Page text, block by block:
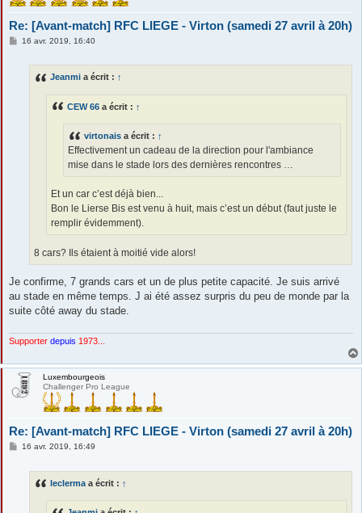
Re: [Avant-match] RFC LIEGE - Virton (samedi 27 avril à 20h)
M16 avr. 2019, 16:40
Jeanmi a écrit : ↑
CEW 66 a écrit : ↑
virtonais a écrit : ↑
Effectivement un cadeau de la direction pour l'ambiance
mise dans le stade lors des dernières rencontres …
Et un car c’est déjà bien...
Bon le Lierse Bis est venu à huit, mais c’est un début (faut juste le
remplir évidemment).
8 cars? Ils étaient à moitié vide alors!
Je confirme, 7 grands cars et un de plus petite capacité. Je suis arrivé
au stade en même temps. J ai été assez surpris du peu de monde par la
suite côté away du stade.
Supporter depuis 1973...
Luxembourgeois
Challenger Pro League
Re: [Avant-match] RFC LIEGE - Virton (samedi 27 avril à 20h)
M
16 avr. 2019, 16:49
leclerma a écrit : ↑